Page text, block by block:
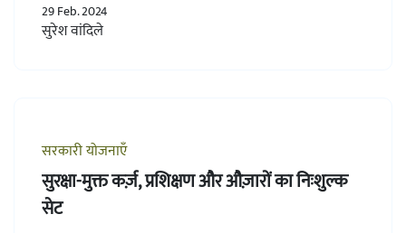
29 Feb. 2024
सुरेश वांदिले
सरकारी योजनाएँ
सुरक्षा-मुक्त कर्ज़, प्रशिक्षण और औज़ारों का निःशुल्क
सेट